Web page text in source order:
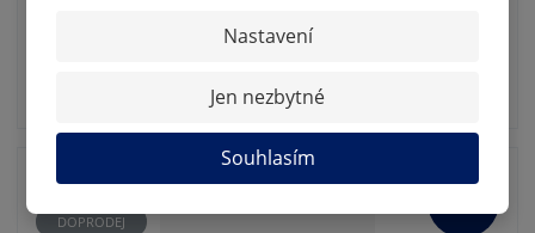
Nastavení
Jen nezbytné
Souhlasím
KOUPIT
SKLADEM
AKCE
DOPRODEJ